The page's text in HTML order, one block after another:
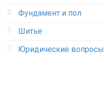
Фундамент и пол
Шитье
Юридические вопросы